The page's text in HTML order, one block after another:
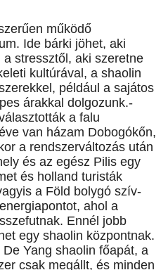
működő
Ide bárki jöhet, aki
stressztől, aki szeretne
kultúrával, a shaolin
például a sajátos
árakkal dolgozunk.-
a falu
van házam Dobogókőn,
a rendszerváltozás után
és az egész Pilis egy
és holland turisták
a Föld bolygó szív-
ahol a
Ennél jobb
egy shaolin központnak.
Yang shaolin főapát, a
csak megállt, és minden